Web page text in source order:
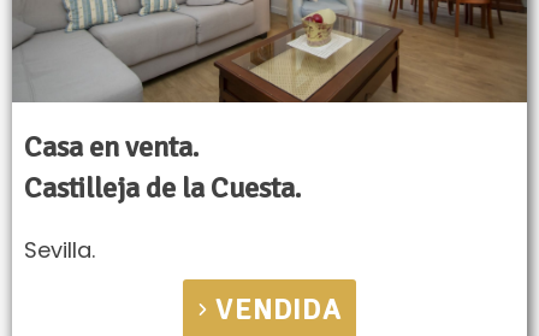
Casa en venta.
Castilleja de la Cuesta.
Sevilla.
VENDIDA